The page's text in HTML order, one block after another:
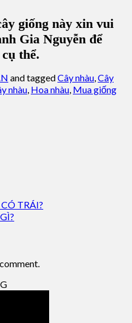
giống này xin vui
Gia Nguyễn để
thể.
and taggedCây nhàu,Cây
nhàu, Hoa nhàu, Mua giống
TRÁI?